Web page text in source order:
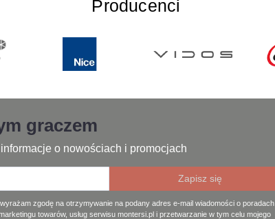
Producenci
graczem
o nowościach i promocjach
zgodę na otrzymywanie na podany adres e-mail wiadomości o poradach
towarów, usług serwisu montersi.pl i przetwarzanie w tym celu mojego